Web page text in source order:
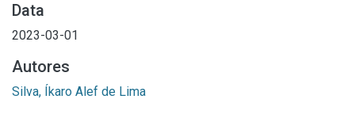
Data
2023-03-01
Autores
Silva, Íkaro Alef de Lima